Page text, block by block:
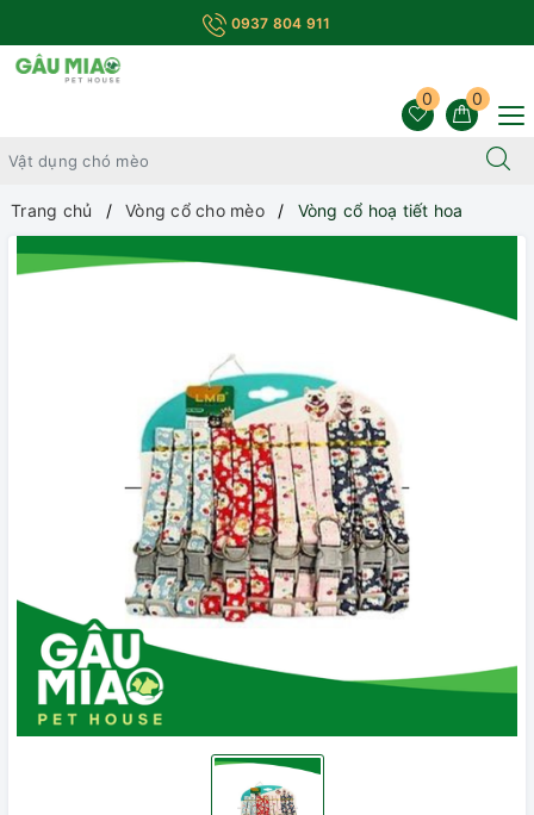
0937 804 911
0
0
Trang chủ Vòng cổ cho mèo Vòng cổ hoạ tiết hoa